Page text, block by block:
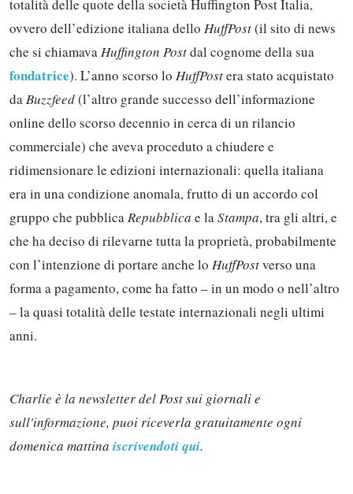
totalità delle quote della società Huffington Post Italia,
ovvero dell’edizione italiana dello HuffPost(il sito di news
che si chiamavaHuffington Postdal cognome della sua
fondatrice). L’anno scorso lo HuffPostera stato acquistato
daBuzzfeed(l’altro grande successo dell’informazione
online dello scorso decennio in cerca di un rilancio
commerciale) che aveva proceduto a chiudere e
ridimensionare le edizioni internazionali: quella italiana
era in una condizione anomala, frutto di un accordo col
gruppo che pubblicaRepubblica e laStampa, tra gli altri, e
che ha deciso di rilevarne tutta la proprietà, probabilmente
con l’intenzione di portare anche lo HuffPostverso una
forma a pagamento, come ha fatto – in un modo o nell’altro
– la quasi totalità delle testate internazionali negli ultimi
anni.
Charlie è la newsletter del Post sui giornali e
sull'informazione, puoi riceverla gratuitamente ogni
domenica mattina iscrivendoti qui.